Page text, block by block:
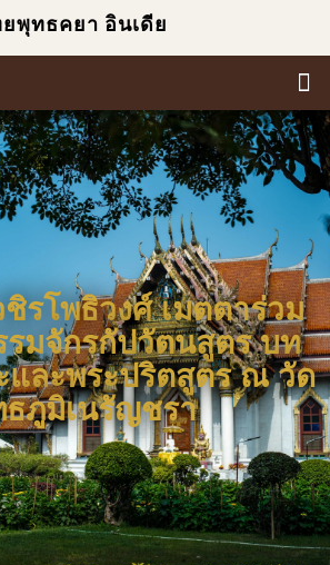
พุทธคยา อินเดีย
รโพธิวงศ์ เมตตาร่วม
รมจักรกัปวัตนสูตร บท
และพระปริตสูตร ณ วัด
ภูมิเนรัญชรา